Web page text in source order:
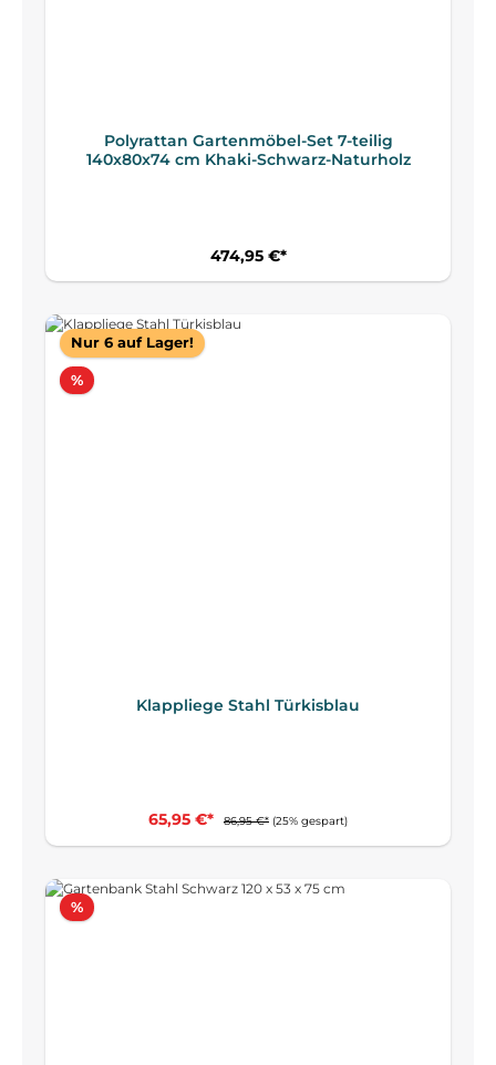
Polyrattan Gartenmöbel-Set 7-teilig
140x80x74 cm Khaki-Schwarz-Naturholz
474,95 €*
Nur 6 auf Lager!
%Rabatt
Klappliege Stahl Türkisblau
65,95 €* 86,95 €* (25% gespart)
%Rabatt